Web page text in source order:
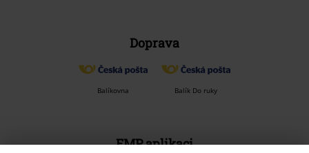
Doprava
Balíkovna Balík Do ruky
EMP aplikaci